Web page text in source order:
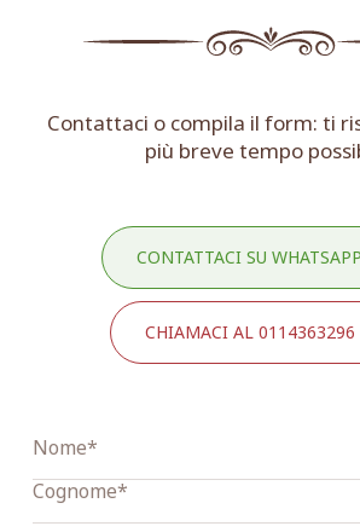
Contattaci o compila il form: ti
più breve tempo
CONTATTACI SU WHATSAPP
CHIAMACI AL 0114363296